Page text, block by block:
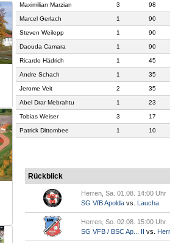
Maximilian Marzian 3 98
Marcel Gerlach 1 90
Steven Weilepp 1 90
Daouda Camara 1 90
Ricardo Hädrich 1 45
Andre Schach 1 35
Jerome Veit 2 35
Abel Drar Mebrahtu 1 23
Tobias Weiser 3 17
Patrick Dittombee 1 10
Rückblick
Herren, Sa. 01.08. 14:00 Uhr
SG VfB Apolda vs. Laucha
Herren, So. 02.08. 15:00 Uhr
SG VFB / BSC Ap... II vs.